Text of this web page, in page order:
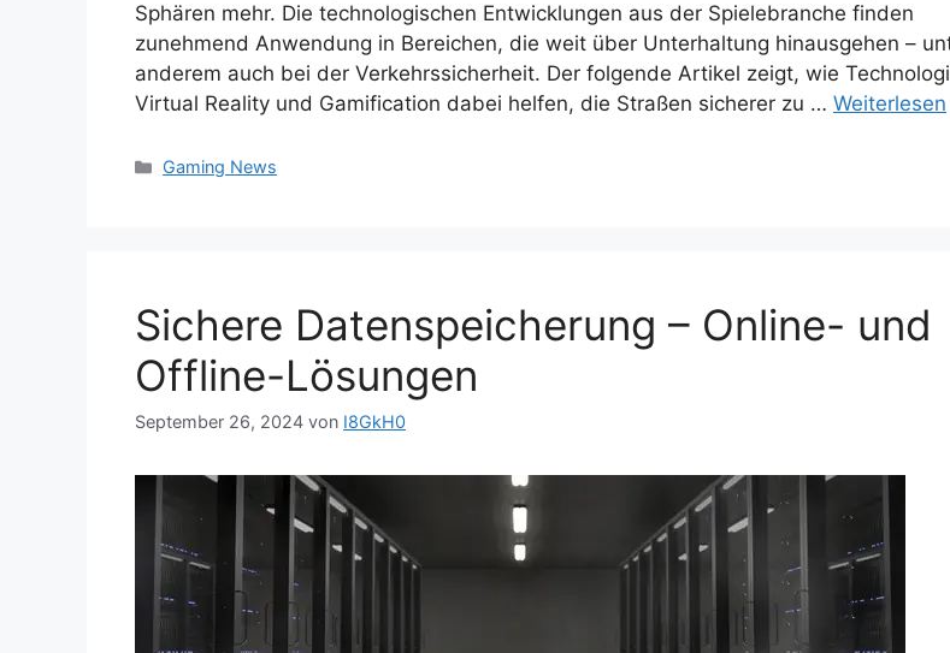
Sphären mehr. Die technologischen Entwicklungen aus der Spielebranche finden
zunehmend Anwendung in Bereichen, die weit über Unterhaltung hinausgehen –
anderem auch bei der Verkehrssicherheit. Der folgende Artikel zeigt, wie
Virtual Reality und Gamification dabei helfen, die Straßen sicherer zu … Weiterlesen
Kategorien
Gaming News
Sichere Datenspeicherung – Online- und
Offline-Lösungen
September 26, 2024 von I8GkH0